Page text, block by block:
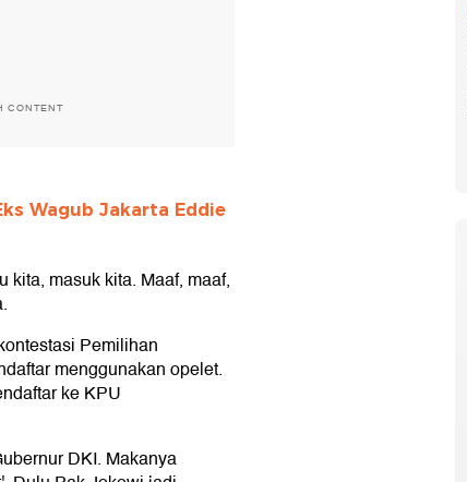
CONTENT
Wagub Jakarta Eddie
masuk kita. Maaf, maaf,
Pemilihan
menggunakan opelet.
ke KPU
DKI. Makanya